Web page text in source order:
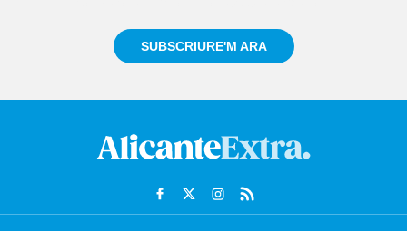
SUBSCRIURE'M ARA